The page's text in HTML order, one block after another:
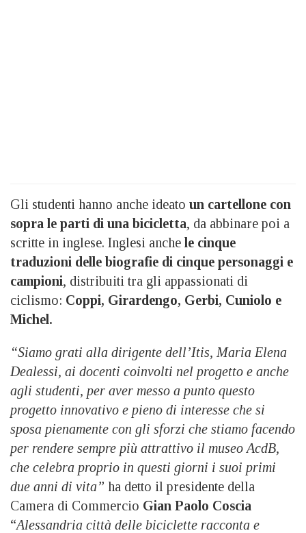
Gli studenti hanno anche ideato un cartellone con
sopra le parti di una bicicletta, da abbinare poi a
scritte in inglese. Inglesi anche le cinque
traduzioni delle biografie di cinque personaggi e
campioni, distribuiti tra gli appassionati di
ciclismo: Coppi, Girardengo, Gerbi, Cuniolo e
Michel.
“Siamo grati alla dirigente dell’Itis, Maria Elena
Dealessi, ai docenti coinvolti nel progetto e anche
agli studenti, per aver messo a punto questo
progetto innovativo e pieno di interesse che si
sposa pienamente con gli sforzi che stiamo facendo
per rendere sempre più attrattivo il museo AcdB,
che celebra proprio in questi giorni i suoi primi
due anni di vita” ha detto il presidente della
Camera di Commercio Gian Paolo Coscia
“Alessandria città delle biciclette racconta e